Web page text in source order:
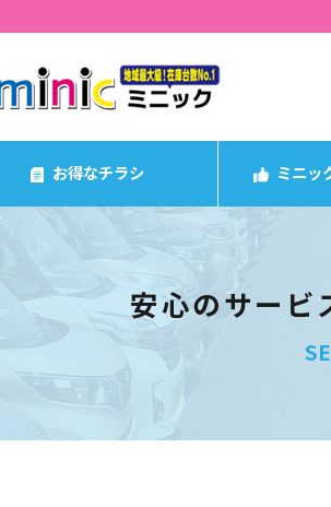
お得なチラシ ミニッ
安心のサービ